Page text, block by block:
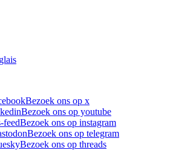
Bezoek ons op x
Bezoek ons op youtube
feedBezoek ons op instagram
Bezoek ons op telegram
Bezoek ons op threads